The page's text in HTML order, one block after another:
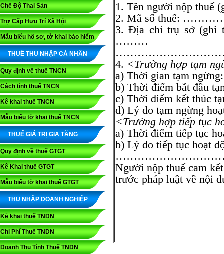
Chế Độ Thai Sản
Trợ Cấp Hưu Trí Xã Hội
Mẫu biểu hồ sơ, tờ khai bảo hiểm
THUẾ THU NHẬP CÁ NHÂN
Quy định về thuế TNCN
Cách tính thuế TNCN
Kê khai thuế TNCN
Mẫu biểu tờ khai thuế TNCN
THUẾ GIÁ TRỊ GIA TĂNG
Quy định về thuế GTGT
Kê Khai thuế GTGT
Mẫu biểu tờ khai thuế GTGT
THU NHẬP DOANH NGHIỆP
Kê khai thuế TNDN
Chi Phí Thuế TNDN
Doanh Thu Tính Thuế TNDN
1. Tên người nộp
2. Mã số
3. Địa chỉ trụ sở (ghi
………
4. <Trường hợp tạm
a) Thời gian
b) Thời điểm bắt đầu
c) Thời điểm kết thúc
d) Lý do tạm
<Trường hợp tiếp tục
a) Thời điểm tiếp tục
b) Lý do tiếp tục
Người nộp thuế cam
trước pháp luật về nội